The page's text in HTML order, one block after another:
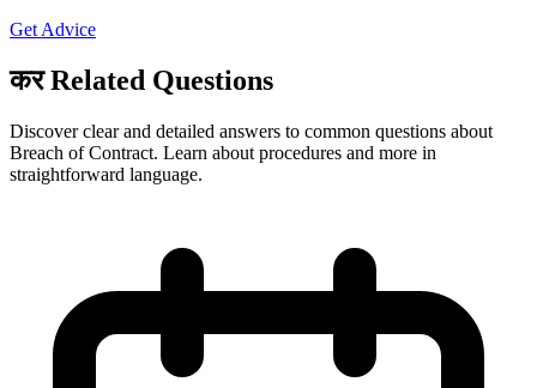
Get Advice
कर Related Questions
Discover clear and detailed answers to common questions about
Breach of Contract. Learn about procedures and more in
straightforward language.